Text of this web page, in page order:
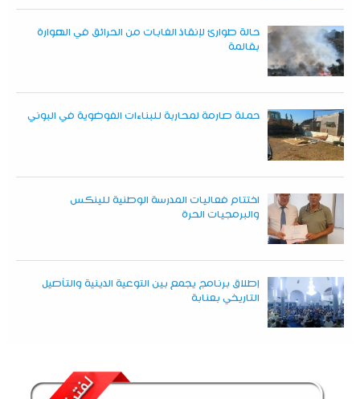
حالة طوارئ لإنقاذ الغابات من الحرائق في الهوارة
بقالمة
حملة صارمة لمحاربة للبناءات الفوضوية في البوني
اختتام فعاليات المدرسة الوطنية للينكس
والبرمجيات الحرة
إطلاق برنامج يجمع بين التوعية الدينية والتأصيل
التاريخي بعنابة